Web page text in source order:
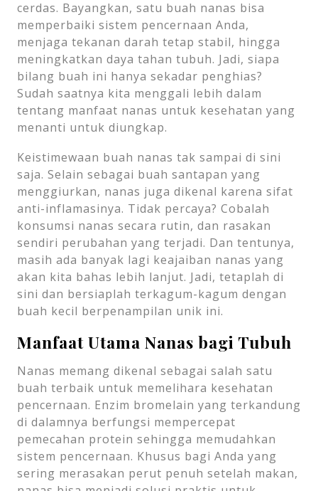
cerdas. Bayangkan, satu buah nanas bisa
memperbaiki sistem pencernaan Anda,
menjaga tekanan darah tetap stabil, hingga
meningkatkan daya tahan tubuh. Jadi, siapa
bilang buah ini hanya sekadar penghias?
Sudah saatnya kita menggali lebih dalam
tentang manfaat nanas untuk kesehatan yang
menanti untuk diungkap.
Keistimewaan buah nanas tak sampai di sini
saja. Selain sebagai buah santapan yang
menggiurkan, nanas juga dikenal karena sifat
anti-inflamasinya. Tidak percaya? Cobalah
konsumsi nanas secara rutin, dan rasakan
sendiri perubahan yang terjadi. Dan tentunya,
masih ada banyak lagi keajaiban nanas yang
akan kita bahas lebih lanjut. Jadi, tetaplah di
sini dan bersiaplah terkagum-kagum dengan
buah kecil berpenampilan unik ini.
Manfaat Utama Nanas bagi Tubuh
Nanas memang dikenal sebagai salah satu
buah terbaik untuk memelihara kesehatan
pencernaan. Enzim bromelain yang terkandung
di dalamnya berfungsi mempercepat
pemecahan protein sehingga memudahkan
sistem pencernaan. Khusus bagi Anda yang
sering merasakan perut penuh setelah makan,